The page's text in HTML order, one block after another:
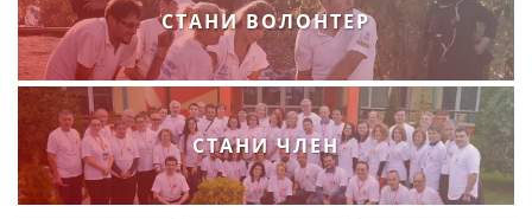
ФОРМУЛАРИ ЗА БАРАЊА
ЗДРАВСТВЕНО ПРЕВЕНТИВНА ДЕЈНОСТ
ПРВА ПОМОШ
КРВОДАРИТЕЛСТВО
СТАНИ ВОЛОНТЕР
СТАНИ ЧЛЕН